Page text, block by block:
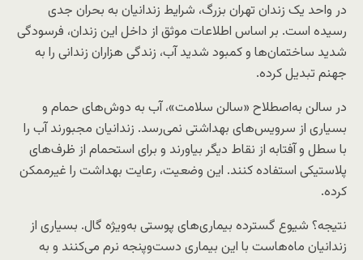
نمایش مشخصات تصویر
مجتمع زندان بزرگ تهران ـ عکس از سازمان
زندان‌های ایران
در واحد یک زندان تهران بزرگ، شرایط زندانیان به بحران جدی
رسیده است. بر اساس اطلاعات موثق از داخل این زندان، فرسودگی
شدید ساختمان‌ها و کمبود شدید آب، زندگی هزاران زندانی را به
جهنم تبدیل کرده.
در سالن به‌اصطلاح «سالن سلامت»، آب به دوش‌های حمام و
بسیاری از سرویس‌های بهداشتی نمی‌رسد. زندانیان مجبورند آب را
با سطل و آفتابه از نقاط دیگر بیاورند و برای استحمام از ظرف‌های
پلاستیکی استفاده کنند. این وضعیت، رعایت بهداشت را غیرممکن
کرده.
نتیجه؟ شیوع گسترده بیماری‌های پوستی به‌ویژه گال. بسیاری از
زندانیان ماه‌هاست با این بیماری دست‌وپنجه نرم می‌کنند و به